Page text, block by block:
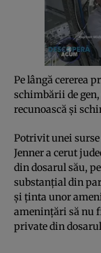
Pe lângă cererea
schimbării de
recunoască şi
Potrivit unei
Jenner a cerut
din dosarul său,
substanţial din
şi ţinta unor
ameninţări să nu
private din